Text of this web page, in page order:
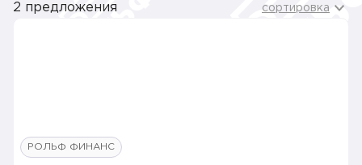
2 предложения сортировка
РОЛЬФ ФИНАНС